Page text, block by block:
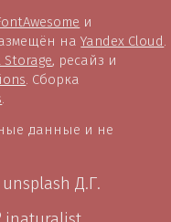
и
наYandex Cloud
Storage, ресайз и
. Сборка
данные и не
Д.Г.